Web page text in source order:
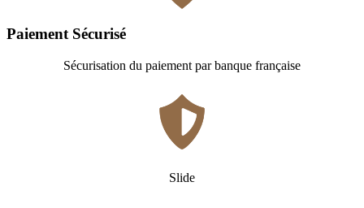
Paiement Sécurisé
Sécurisation du paiement par banque française
Slide